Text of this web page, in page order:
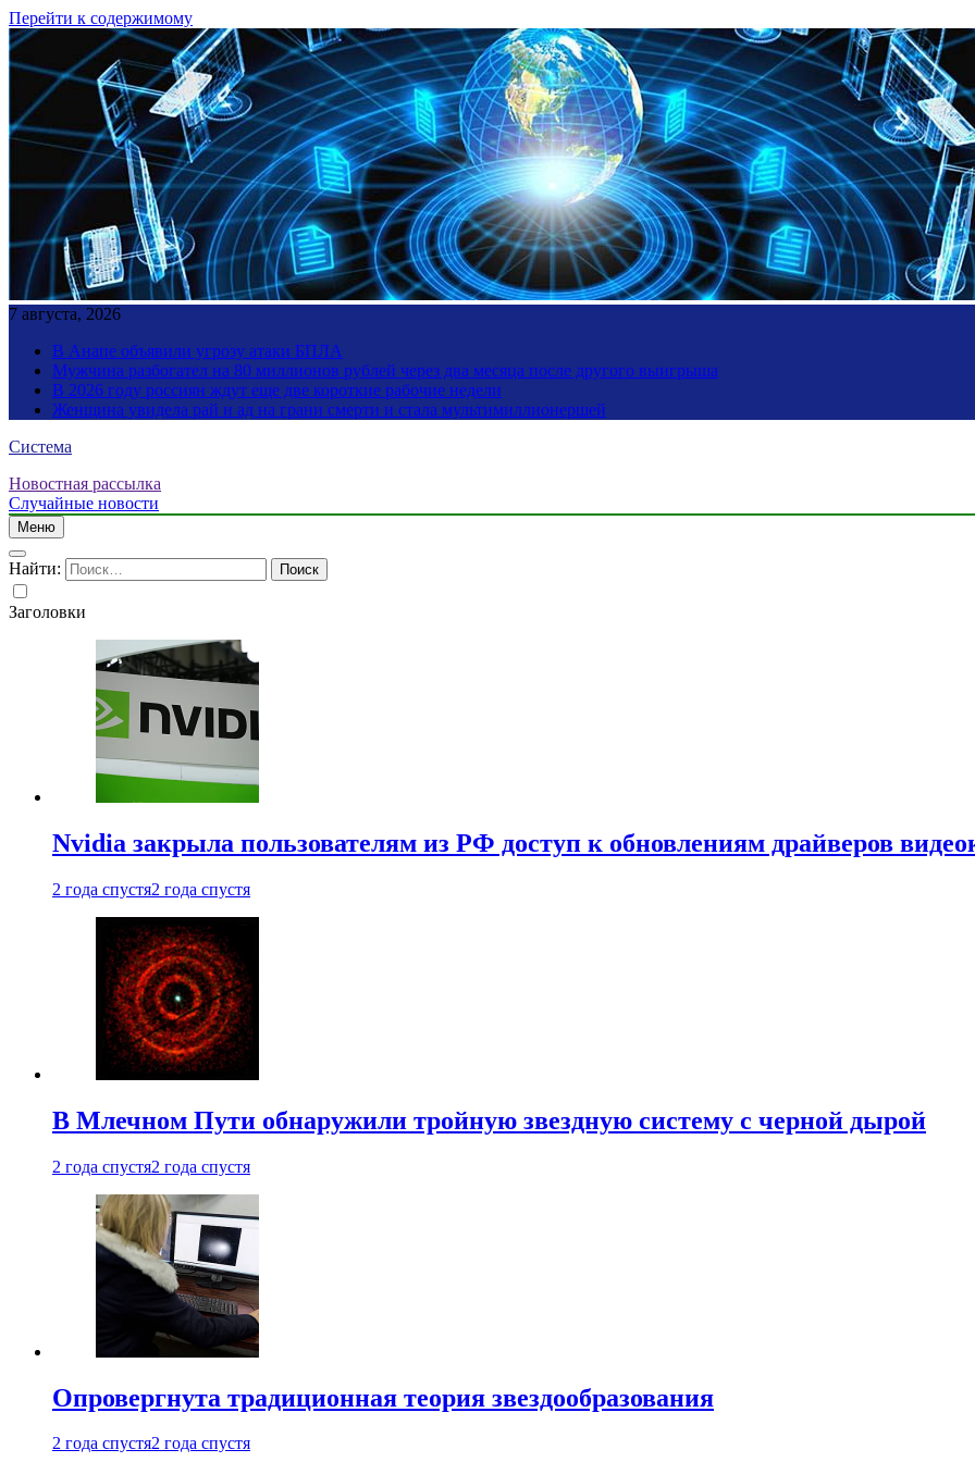
Перейти к содержимому
7 августа, 2026
В Анапе объявили угрозу атаки БПЛА
Мужчина разбогател на 80 миллионов рублей через два месяца после другого выигрыша
В 2026 году россиян ждут еще две короткие рабочие недели
Женщина увидела рай и ад на грани смерти и стала мультимиллионершей
Система
Новостная рассылка
Случайные новости
Меню
Найти:
Заголовки
Nvidia закрыла пользователям из РФ доступ к обновлениям драйверов
2 года спустя2 года спустя
В Млечном Пути обнаружили тройную звездную систему с черной дырой
2 года спустя2 года спустя
Опровергнута традиционная теория звездообразования
2 года спустя2 года спустя